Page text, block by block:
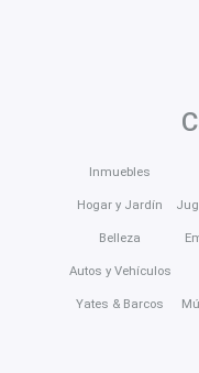
Inmuebles
Hogar y Jardín
Belleza
Autos y Vehículos
Yates & Barcos